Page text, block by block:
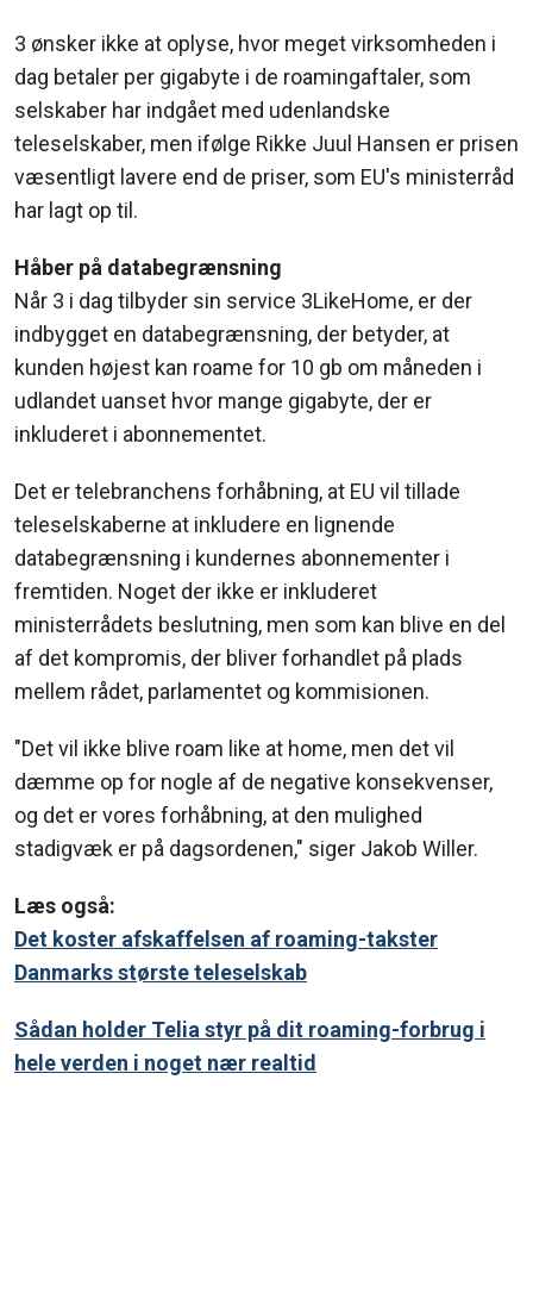
3 ønsker ikke at oplyse, hvor meget virksomheden i
dag betaler per gigabyte i de roamingaftaler, som
selskaber har indgået med udenlandske
teleselskaber, men ifølge Rikke Juul Hansen er prisen
væsentligt lavere end de priser, som EU's ministerråd
har lagt op til.
Håber på databegrænsning
Når 3 i dag tilbyder sin service 3LikeHome, er der
indbygget en databegrænsning, der betyder, at
kunden højest kan roame for 10 gb om måneden i
udlandet uanset hvor mange gigabyte, der er
inkluderet i abonnementet.
Det er telebranchens forhåbning, at EU vil tillade
teleselskaberne at inkludere en lignende
databegrænsning i kundernes abonnementer i
fremtiden. Noget der ikke er inkluderet
ministerrådets beslutning, men som kan blive en del
af det kompromis, der bliver forhandlet på plads
mellem rådet, parlamentet og kommisionen.
"Det vil ikke blive roam like at home, men det vil
dæmme op for nogle af de negative konsekvenser,
og det er vores forhåbning, at den mulighed
stadigvæk er på dagsordenen," siger Jakob Willer.
Læs også:
Det koster afskaffelsen af roaming-takster
Danmarks største teleselskab
Sådan holder Telia styr på dit roaming-forbrug i
hele verden i noget nær realtid